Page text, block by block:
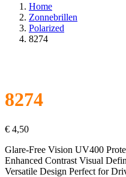
Home
Zonnebrillen
Polarized
8274
8274
€ 4,50
Glare-Free Vision UV400
Enhanced Contrast Visual
Versatile Design Perfect for